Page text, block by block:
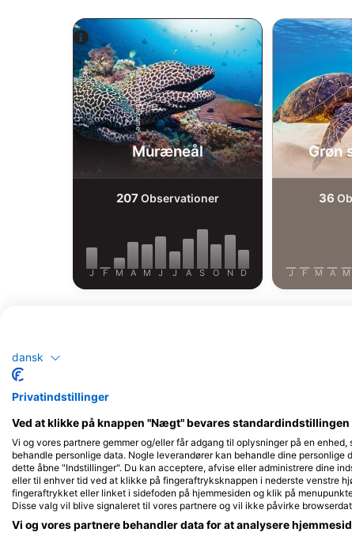
Alamy-WaterFrame
Muræneål
207Observationer
J F M A M J J A S O N D
Grøn
36
J F M A M
Dykkercentre, der betjener dette
Camel Dive Club
P.O Box 10, 46619 Sharm El Sheikh,
Egypten
dansk
Privatindstillinger
Ved at klikke på knappen "Nægt" bevares
Vi og vores partnere gemmer og/eller får adgang til oplysninger på en
behandle personlige data. Nogle leverandører kan behandle dine
dette åbne "Indstillinger". Du kan acceptere, afvise eller administrere dine
eller til enhver tid ved at klikke på fingeraftryksknappen i nederste venstre
fingeraftrykket eller linket i sidefoden på hjemmesiden og klik på
Disse valg vil blive signaleret til vores partnere og vil ikke påvirke
Vi og vores partnere behandler data for at analysere